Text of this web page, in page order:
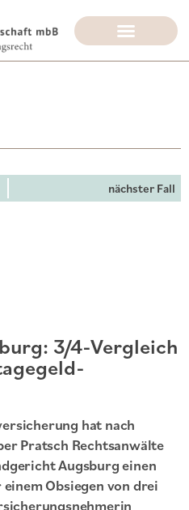
nächster Fall
3/4-Vergleich
hat nach
Pratsch Rechtsanwälte
Augsburg einen
Obsiegen von drei